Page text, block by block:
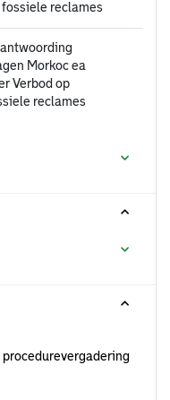
fossiele reclames
Morkoc ea
Verbod op
reclames
procedurevergadering